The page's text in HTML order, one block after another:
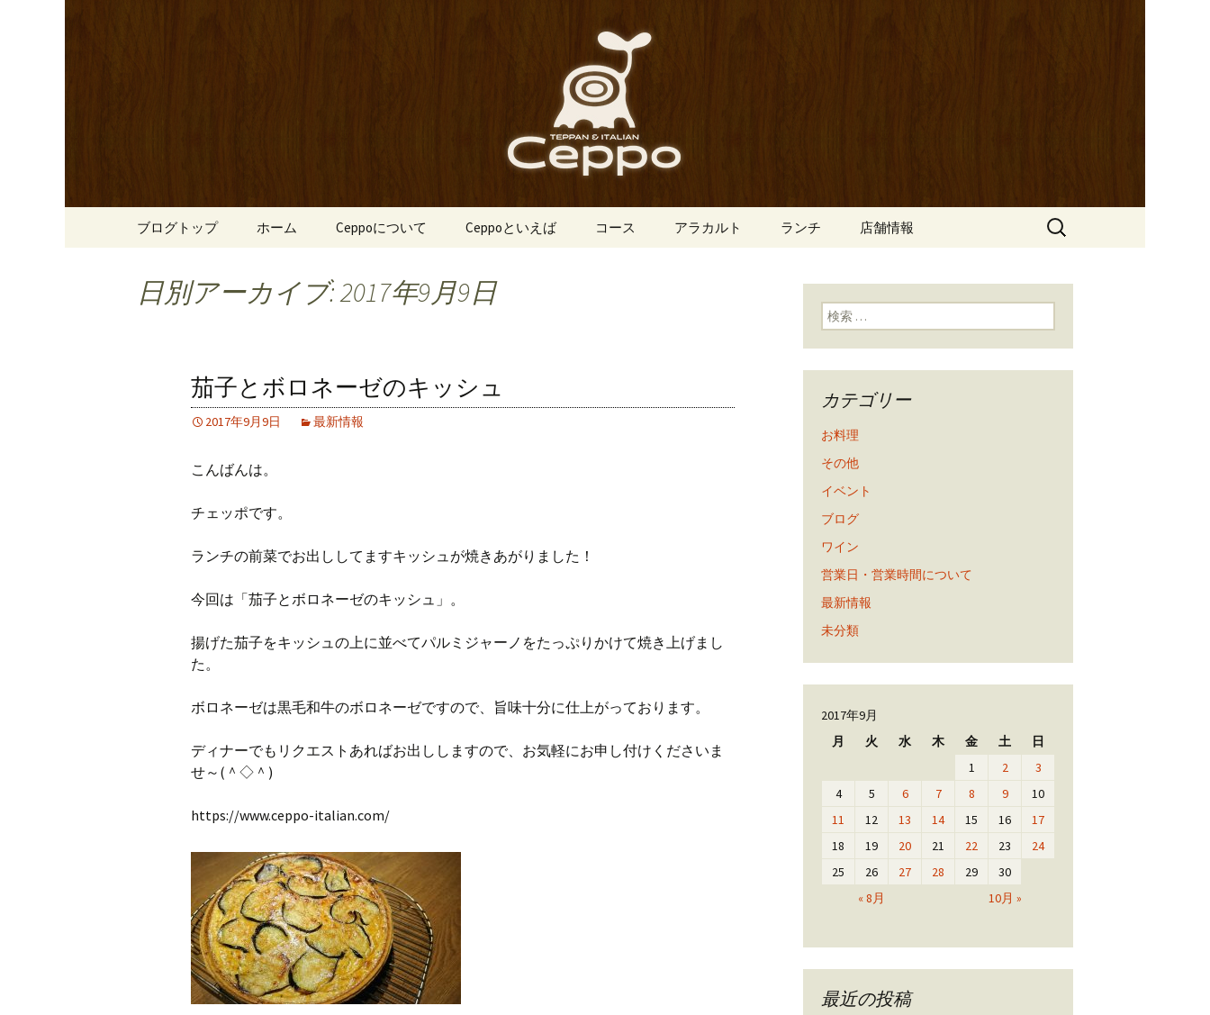
南船場・心斎橋のイタリアン
「Ceppo（チェッポ）」の公式ブログ
リーブ牛のステーキのほか、バルメニューも豊富にご用意。デートにも一人飲みのお客様にもぴった
コンテンツへ移動
ブログトップ ホーム Ceppoについて Ceppoといえば コース アラカルト ランチ 店舗情報
検
日別アーカイブ: 2017年9月9日
茄子とボロネーゼのキッシュ
2017年9月9日 最新情報
こんばんは。
チェッポです。
ランチの前菜でお出ししてますキッシュが焼きあがりました！
今回は「茄子とボロネーゼのキッシュ」。
揚げた茄子をキッシュの上に並べてパルミジャーノをたっぷりかけて焼き上げまし
た。
ボロネーゼは黒毛和牛のボロネーゼですので、旨味十分に仕上がっております。
ディナーでもリクエストあればお出ししますので、お気軽にお申し付けくださいま
せ～(＾◇＾)
https://www.ceppo-italian.com/
検索:
カテゴリー
お料理
その他
イベント
ブログ
ワイン
営業日・営業時間について
最新情報
未分類
2017年9月
月
火 水 木 金 土 日
« 8月 10月 »
1 2
3
4
5 6 7 8 9
10
11
12 13 14 15 16
17
18
19 20 21 22 23
24
25
26 27 28 29 30
最近の投稿